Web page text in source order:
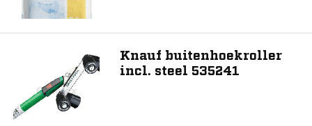
Knauf buitenhoekroller
incl. steel 535241